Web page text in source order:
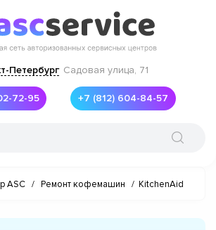
Петербург Садовая улица, 71
72-95 +7 (812) 604-84-57
ASC / Ремонт кофемашин / KitchenAid